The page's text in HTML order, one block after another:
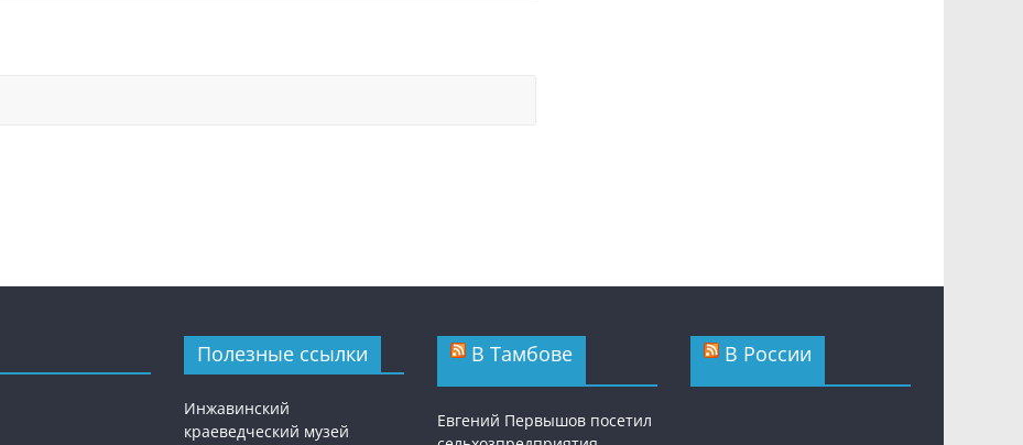
Полезные ссылки
Инжавинский
краеведческий музей
В Тамбове
Евгений Первышов посетил
В России